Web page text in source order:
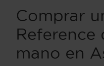
Comprar
Reference
mano en